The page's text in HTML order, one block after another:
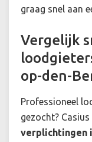
graag snel aan
Vergelijk
op-den-
Professioneel
gezocht?
verplichtingen